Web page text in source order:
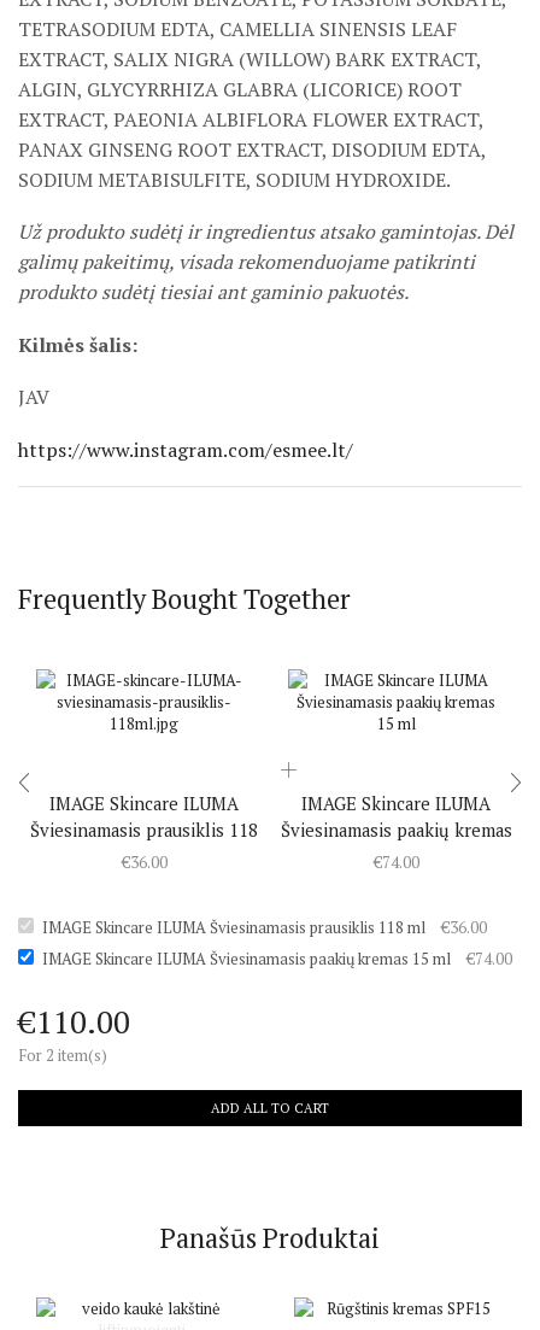
TETRASODIUM EDTA, CAMELLIA SINENSIS LEAF
EXTRACT, SALIX NIGRA (WILLOW) BARK EXTRACT,
ALGIN, GLYCYRRHIZA GLABRA (LICORICE) ROOT
EXTRACT, PAEONIA ALBIFLORA FLOWER EXTRACT,
PANAX GINSENG ROOT EXTRACT, DISODIUM EDTA,
SODIUM METABISULFITE, SODIUM HYDROXIDE.
Už produkto sudėtį ir ingredientus atsako gamintojas. Dėl
galimų pakeitimų, visada rekomenduojame patikrinti
produkto sudėtį tiesiai ant gaminio pakuotės.
Kilmės šalis:
JAV
https://www.instagram.com/esmee.lt/
Frequently Bought Together
IMAGE Skincare ILUMA
Šviesinamasis prausiklis 118
ml
€36.00
IMAGE Skincare ILUMA
Šviesinamasis paakių kremas
15 ml
€74.00
IMAGE Skincare ILUMA Šviesinamasis prausiklis 118 ml €36.00
IMAGE Skincare ILUMA Šviesinamasis paakių kremas 15 ml
€74.00
€110.00
For 2 item(s)
ADD ALL TO CART
Panašūs Produktai